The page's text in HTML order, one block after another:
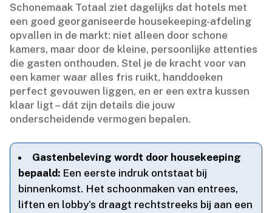
Schonemaak Totaal ziet dagelijks dat hotels met
een goed georganiseerde housekeeping-afdeling
opvallen in de markt: niet alleen door schone
kamers, maar door de kleine, persoonlijke attenties
die gasten onthouden.​ Stel je de kracht voor van
een kamer waar alles fris ruikt, handdoeken
perfect gevouwen liggen, en er een extra kussen
klaar ligt – dát zijn details die jouw
onderscheidende vermogen bepalen.​
Gastenbeleving wordt door housekeeping
bepaald: Een eerste indruk ontstaat bij
binnenkomst.​ Het schoonmaken van entrees,
liften en lobby’s draagt rechtstreeks bij aan een